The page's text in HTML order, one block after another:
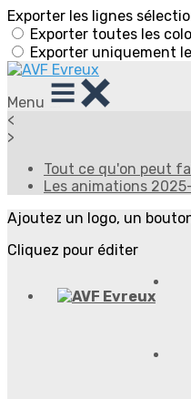
Exporter les lignes
Exporter toutes les
Exporter uniquement
Menu
<
>
Tout ce qu'on peut
Les animations
Ajoutez un logo, un
Cliquez pour éditer